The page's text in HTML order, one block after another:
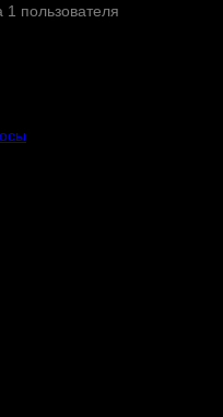
1 пользователя